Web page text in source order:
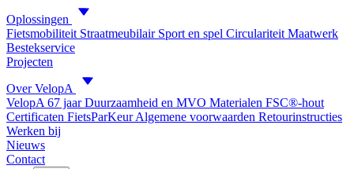
Oplossingen
Fietsmobiliteit Straatmeubilair Sport en spel Circulariteit Maatwerk
Bestekservice
Projecten
Over VelopA
VelopA 67 jaarDuurzaamheid en MVO Materialen FSC®-hout
Certificaten FietsParKeurAlgemene voorwaarden Retourinstructies
Werken bij
Nieuws
Contact